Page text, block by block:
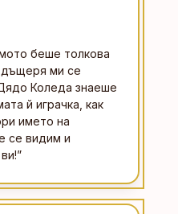
беше толкова
дъщеря ми се
Коледа знаеше
й играчка, как
името на
се видим и
”